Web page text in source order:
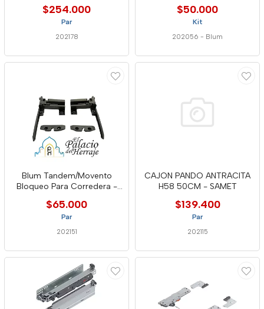
$254.000
Par
202178
$50.000
Kit
202056 - Blum
Blum Tandem/Movento
Bloqueo Para Corredera -
$65.000
Par
202151
CAJON PANDO ANTRACITA
H58 50CM - SAMET
$139.400
Par
202115